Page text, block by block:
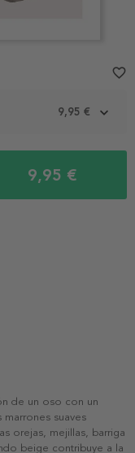
9,95 €
9,95 €
favorite_border
de un oso con un
suaves
orejas, mejillas, barriga
beige contribuye a la